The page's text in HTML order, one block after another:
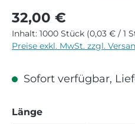
Regulärer Preis:
32,00 €
Inhalt: 1000 Stück (0,03 € / 1
Preise exkl. MwSt. zzgl.
Sofort verfügbar,
Längeauswählen